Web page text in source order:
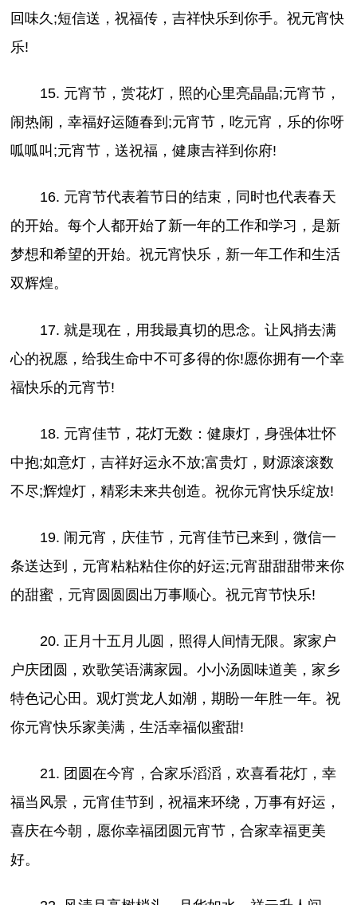
回味久;短信送，祝福传，吉祥快乐到你手。祝元宵快
乐!
15. 元宵节，赏花灯，照的心里亮晶晶;元宵节，
闹热闹，幸福好运随春到;元宵节，吃元宵，乐的你呀
呱呱叫;元宵节，送祝福，健康吉祥到你府!
16. 元宵节代表着节日的结束，同时也代表春天
的开始。每个人都开始了新一年的工作和学习，是新
梦想和希望的开始。祝元宵快乐，新一年工作和生活
双辉煌。
17. 就是现在，用我最真切的思念。让风捎去满
心的祝愿，给我生命中不可多得的你!愿你拥有一个幸
福快乐的元宵节!
18. 元宵佳节，花灯无数：健康灯，身强体壮怀
中抱;如意灯，吉祥好运永不放;富贵灯，财源滚滚数
不尽;辉煌灯，精彩未来共创造。祝你元宵快乐绽放!
19. 闹元宵，庆佳节，元宵佳节已来到，微信一
条送达到，元宵粘粘粘住你的好运;元宵甜甜甜带来你
的甜蜜，元宵圆圆圆出万事顺心。祝元宵节快乐!
20. 正月十五月儿圆，照得人间情无限。家家户
户庆团圆，欢歌笑语满家园。小小汤圆味道美，家乡
特色记心田。观灯赏龙人如潮，期盼一年胜一年。祝
你元宵快乐家美满，生活幸福似蜜甜!
21. 团圆在今宵，合家乐滔滔，欢喜看花灯，幸
福当风景，元宵佳节到，祝福来环绕，万事有好运，
喜庆在今朝，愿你幸福团圆元宵节，合家幸福更美
好。